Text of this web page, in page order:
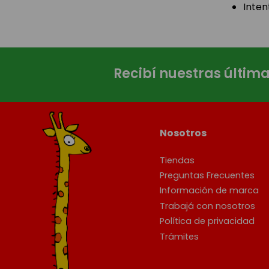
Recibí nuestras
Nosotros
Tiendas
Preguntas Frecuentes
Información de marca
Trabajá con nosotros
Política de privacidad
Trámites